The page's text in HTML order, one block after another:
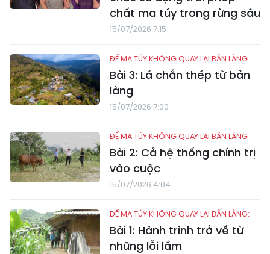
chất ma túy trong rừng sâu
15/07/2026 7:15
ĐỂ MA TÚY KHÔNG QUAY LẠI BẢN LÀNG
Bài 3: Lá chắn thép từ bản
làng
15/07/2026 7:00
ĐỂ MA TÚY KHÔNG QUAY LẠI BẢN LÀNG
Bài 2: Cả hệ thống chính trị
vào cuộc
15/07/2026 4:04
ĐỂ MA TÚY KHÔNG QUAY LẠI BẢN LÀNG:
Bài 1: Hành trình trở về từ
những lỗi lầm